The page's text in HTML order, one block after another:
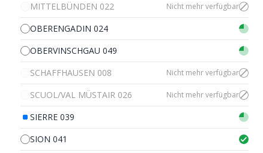
MITTELBÜNDEN 022
Nicht mehr verfügbar
OBERENGADIN 024
OBERVINSCHGAU 049
SCHAFFHAUSEN 008
Nicht mehr verfügbar
SCUOL/VAL MÜSTAIR 026 Nicht mehr verfügbar
SIERRE 039
SION 041